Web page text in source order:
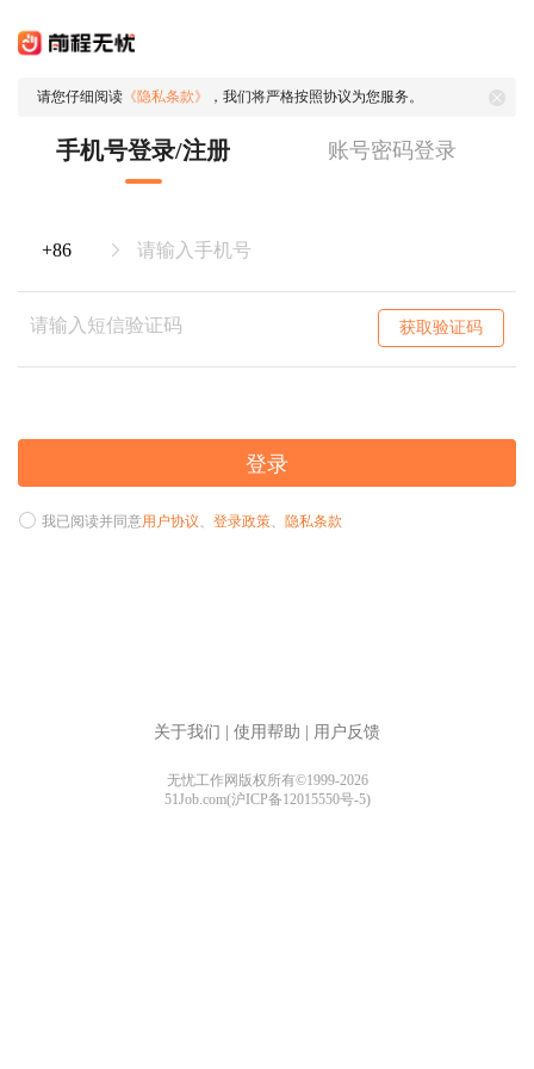
请您仔细阅读 《隐私条款》 ，我们将严格按照协议为您服务。
手机号登录/注册 账号密码登录
获取验证码
登录
我已阅读并同意用户协议、 登录政策、 隐私条款
关于我们 使用帮助 用户反馈
无忧工作网版权所有©1999-2026
51Job.com(沪ICP备12015550号-5)